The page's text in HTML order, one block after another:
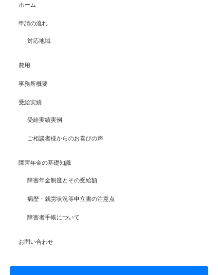
ホーム
申請の流れ
対応地域
費用
事務所概要
受給実績
受給実績実例
ご相談者様からのお喜びの声
障害年金の基礎知識
障害年金制度とその受給額
病歴・就労状況等申立書の注意点
障害者手帳について
お問い合わせ